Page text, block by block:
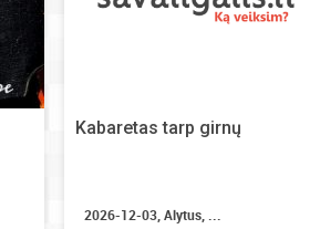
Kabaretas tarp girnų
2026-12-03, Alytus, ...